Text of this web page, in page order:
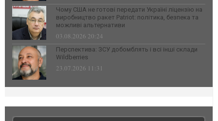
Чому США не готові передати Україні ліцензію на
виробництво ракет Patriot: політика, безпека та
можливі альтернативи
03.08.2026 20:24
Перспектива: ЗСУ добомблять і всі інші склади
Wildberries
23.07.2026 11:31